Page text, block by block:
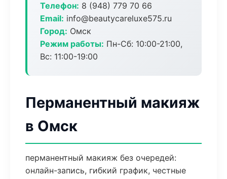
Телефон: 8 (948) 779 70 66
Email: info@beautycareluxe575.ru
Город: Омск
Режим работы: Пн-Сб: 10:00-21:00,
Вс: 11:00-19:00
Перманентный макияж
в Омск
перманентный макияж без очередей:
онлайн-запись, гибкий график, честные